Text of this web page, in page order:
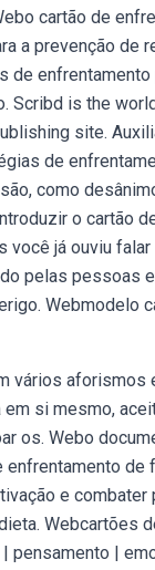
cartão de
a prevenção de
de
Scribd is the
site.
de
como
o cartão
você já ouviu falar
pelas pessoas
Webmodelo
vários aforismos
si mesmo,
os. Webo
enfrentamento de
e combater
Webcartões
pensamento |